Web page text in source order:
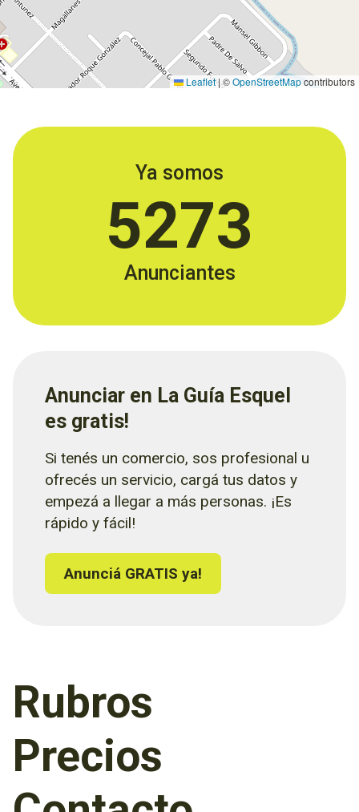
Leaflet|©OpenStreetMapcontributors
Ya somos
5273
Anunciantes
Anunciar en La Guía Esquel
es gratis!
Si tenés un comercio, sos profesional u
ofrecés un servicio, cargá tus datos y
empezá a llegar a más personas. ¡Es
rápido y fácil!
Anunciá GRATIS ya!
Rubros
Precios